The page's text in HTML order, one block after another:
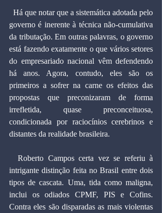
governo é inerente à técnica não-cumulativa
da tributação. Em outras palavras, o governo
está fazendo exatamente o que vários setores
do empresariado nacional vêm defendendo
há anos. Agora, contudo, eles são os
primeiros a sofrer na carne os efeitos das
propostas que preconizaram de forma
irrefletida, quase preconceituosa,
condicionada por raciocínios cerebrinos e
distantes da realidade brasileira.
intrigante distinção feita no Brasil entre dois
tipos de cascata. Uma, tida como maligna,
inclui os odiados CPMF, PIS e Cofins.
Contra eles são disparadas as mais violentas